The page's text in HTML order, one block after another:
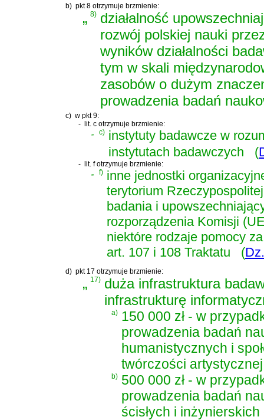
b) pkt 8 otrzymuje brzmienie:
„8) działalność
rozwój polskiej nauki
wyników działalności
tym w skali
zasobów o dużym
prowadzenia badań
c) w pkt 9:
-
lit. c otrzymuje brzmienie:
„
c) instytuty badawcze w
instytutach badawczych
(
-
lit. f otrzymuje brzmienie:
„
f) inne jednostki
terytorium
badania i
rozporządzenia Komisji
niektóre rodzaje pomocy
art. 107 i 108 Traktatu
(
d) pkt 17 otrzymuje brzmienie:
„17) duża infrastruktura
infrastrukturę
a) 150 000 zł - w
prowadzenia badań
humanistycznych i
twórczości
b) 500 000 zł - w
prowadzenia badań
ścisłych i